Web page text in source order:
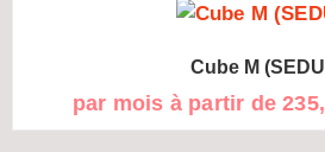
Cube M
par mois à partir de